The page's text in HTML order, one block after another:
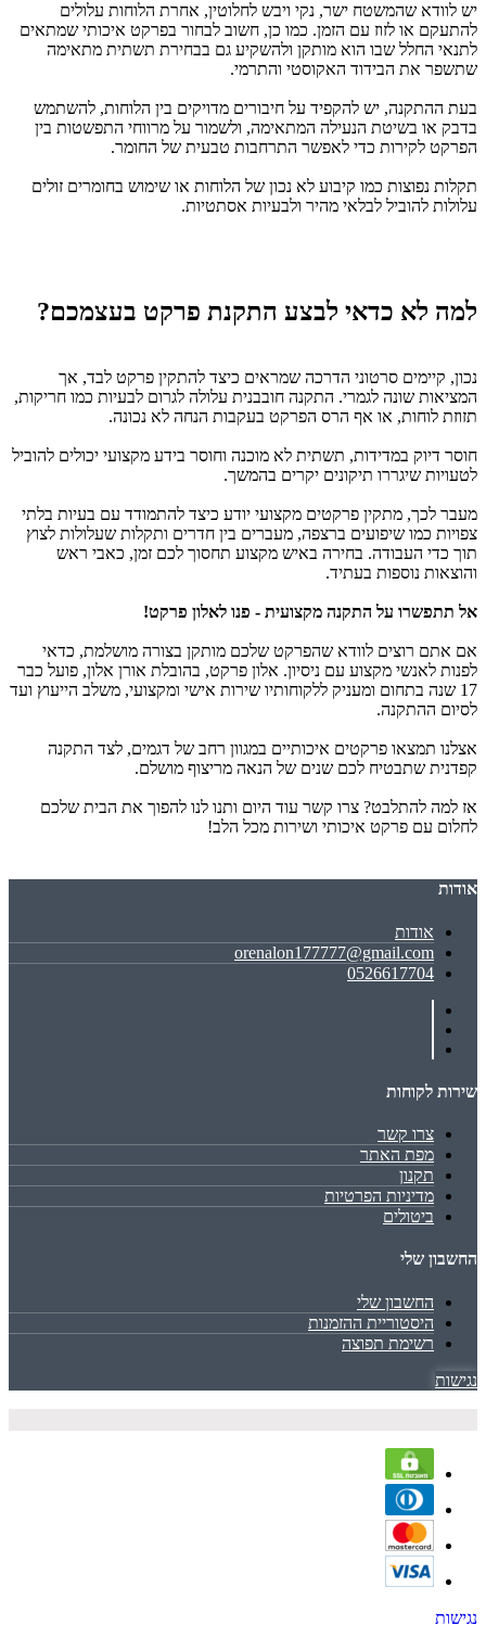
יש לוודא שהמשטח ישר, נקי ויבש לחלוטין, אחרת הלוחות עלולים
להתעקם או לזוז עם הזמן. כמו כן, חשוב לבחור בפרקט איכותי שמתאים
לתנאי החלל שבו הוא מותקן ולהשקיע גם בבחירת תשתית מתאימה
שתשפר את הבידוד האקוסטי והתרמי.
בעת ההתקנה, יש להקפיד על חיבורים מדויקים בין הלוחות, להשתמש
בדבק או בשיטת הנעילה המתאימה, ולשמור על מרווחי התפשטות בין
הפרקט לקירות כדי לאפשר התרחבות טבעית של החומר.
תקלות נפוצות כמו קיבוע לא נכון של הלוחות או שימוש בחומרים זולים
עלולות להוביל לבלאי מהיר ולבעיות אסתטיות.
למה לא כדאי לבצע התקנת פרקט בעצמכם?
נכון, קיימים סרטוני הדרכה שמראים כיצד להתקין פרקט לבד, אך
המציאות שונה לגמרי. התקנה חובבנית עלולה לגרום לבעיות כמו חריקות,
תזוזת לוחות, או אף הרס הפרקט בעקבות הנחה לא נכונה.
חוסר דיוק במדידות, תשתית לא מוכנה וחוסר בידע מקצועי יכולים להוביל
לטעויות שיגררו תיקונים יקרים בהמשך.
מעבר לכך, מתקין פרקטים מקצועי יודע כיצד להתמודד עם בעיות בלתי
צפויות כמו שיפועים ברצפה, מעברים בין חדרים ותקלות שעלולות לצוץ
תוך כדי העבודה. בחירה באיש מקצוע תחסוך לכם זמן, כאבי ראש
והוצאות נוספות בעתיד.
אל תתפשרו על התקנה מקצועית - פנו לאלון פרקט!
אם אתם רוצים לוודא שהפרקט שלכם מותקן בצורה מושלמת, כדאי
לפנות לאנשי מקצוע עם ניסיון. אלון פרקט, בהובלת אורן אלון, פועל כבר
17 שנה בתחום ומעניק ללקוחותיו שירות אישי ומקצועי, משלב הייעוץ ועד
לסיום ההתקנה.
אצלנו תמצאו פרקטים איכותיים במגוון רחב של דגמים, לצד התקנה
קפדנית שתבטיח לכם שנים של הנאה מריצוף מושלם.
אז למה להתלבט? צרו קשר עוד היום ותנו לנו להפוך את הבית שלכם
לחלום עם פרקט איכותי ושירות מכל הלב!
אודות
אודות
orenalon177777@gmail.com
0526617704
שירות לקוחות
צרו קשר
מפת האתר
תקנון
מדיניות הפרטיות
ביטולים
החשבון שלי
החשבון שלי
היסטוריית ההזמנות
רשימת תפוצה
נגישות
נגישות